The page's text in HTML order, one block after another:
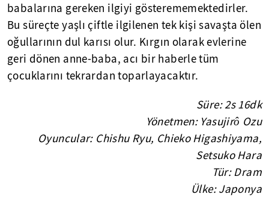
babalarına gereken ilgiyi gösterememektedirler.
Bu süreçte yaşlı çiftle ilgilenen tek kişi savaşta ölen
oğullarının dul karısı olur. Kırgın olarak evlerine
geri dönen anne-baba, acı bir haberle tüm
çocuklarını tekrardan toparlayacaktır.
Süre: 2s 16dk
Yönetmen: Yasujirô Ozu
Oyuncular: Chishu Ryu, Chieko Higashiyama,
Setsuko Hara
Tür: Dram
Ülke: Japonya